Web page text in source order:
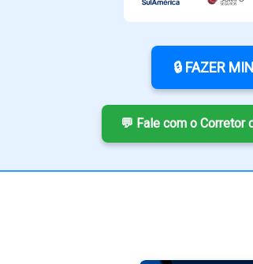
🔒 FAZER
💬 Fale com o Corretor